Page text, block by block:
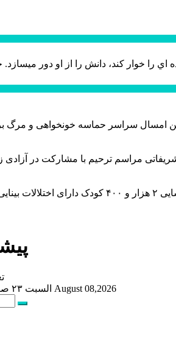
اي را خوار كند، دانش را از او دور میسازد.
مراسم ترحیم با مشارکت در آزادی
السبت ۲۳ صفر ۱۴۴۸ August 08,2026